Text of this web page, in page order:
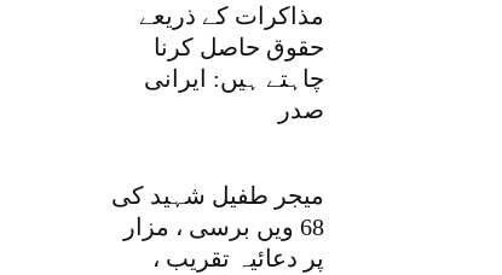
مذاکرات کے ذریعے
حقوق حاصل کرنا
چاہتے ہیں: ایرانی
صدر
میجر طفیل شہید کی
68 ویں برسی ، مزار
پر دعائیہ تقریب ،